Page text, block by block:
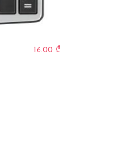
16.00 ₾